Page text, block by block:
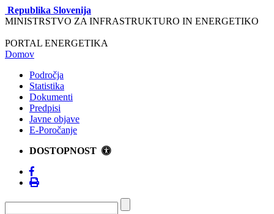
Republika Slovenija
MINISTRSTVO ZA INFRASTRUKTURO IN ENERGETIKO
PORTAL ENERGETIKA
Domov
Področja
Statistika
Dokumenti
Predpisi
Javne objave
E-Poročanje
DOSTOPNOST